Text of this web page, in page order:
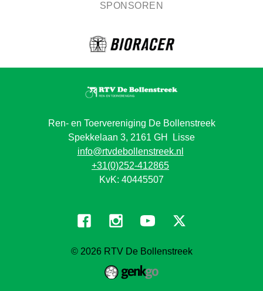
SPONSOREN
Ren- en Toervereniging De Bollenstreek
Spekkelaan 3, 2161 GH Lisse
info@rtvdebollenstreek.nl
+31(0)252-412865
KvK: 40445507
© 2026RTV De Bollenstreek